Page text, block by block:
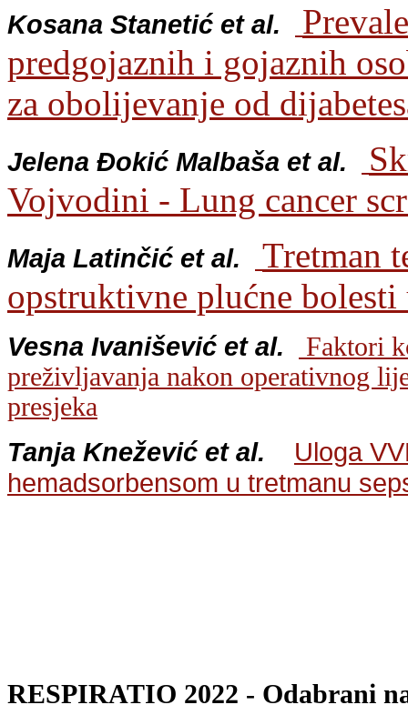
Kosana Stanetić et al.
predgojaznih i gojaznih
za obolijevanje od
Jelena Đokić Malbaša et al.
Vojvodini - Lung cancer
Maja Latinčić et al.
Tretman
opstruktivne plućne
Vesna Ivanišević et al.
Faktori
preživljavanja nakon operativnog
presjeka
Tanja Knežević et al.
Uloga
hemadsorbensom u tretmanu
RESPIRATIO 2022 - Odabrani